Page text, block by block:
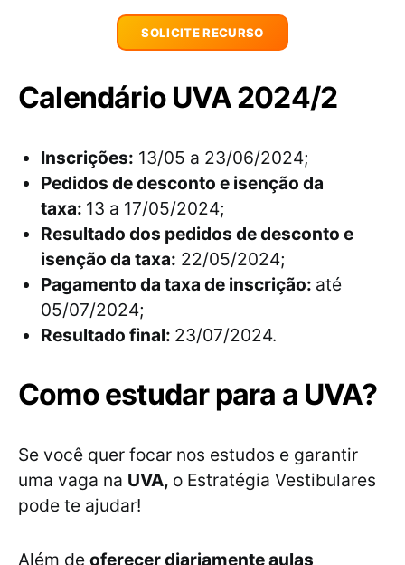
SOLICITE RECURSO
Calendário UVA 2024/2
Inscrições: 13/05 a 23/06/2024;
Pedidos de desconto e isenção da
taxa: 13 a 17/05/2024;
Resultado dos pedidos de desconto e
isenção da taxa: 22/05/2024;
Pagamento da taxa de inscrição: até
05/07/2024;
Resultado final: 23/07/2024.
Como estudar para a UVA?
Se você quer focar nos estudos e garantir
uma vaga na UVA, o Estratégia Vestibulares
pode te ajudar!
Além de oferecer diariamente aulas